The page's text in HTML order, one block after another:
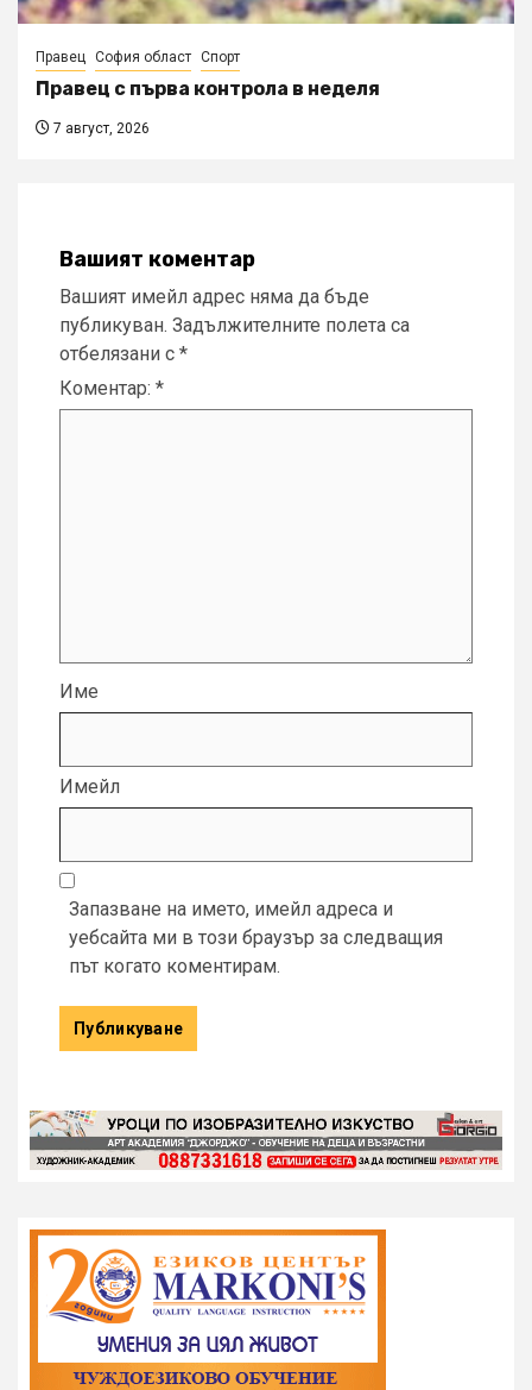
Правец София област Спорт
Правец с първа контрола в неделя
7 август, 2026
Вашият коментар
Вашият имейл адрес няма да бъде
публикуван. Задължителните полета са
отбелязани с *
Коментар: *
Име
Имейл
Запазване на името, имейл адреса и
уебсайта ми в този браузър за следващия
път когато коментирам.